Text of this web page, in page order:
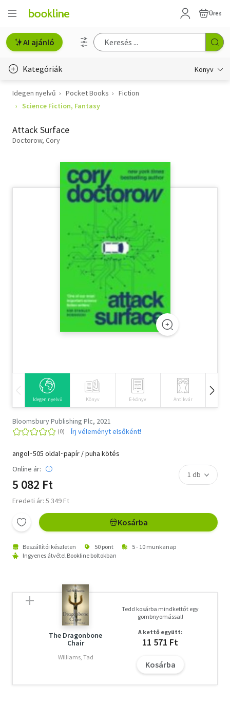
Üres
AI ajánló
Kategóriák Könyv
Életmód, egészség
Gyermek- és ifjúsági
Hobbi, szabadidő
Szótár, nyelvkönyv
Tankönyv, segédkönyv
Társadalomtudomány
Természettudomány
Idegen nyelvű Pocket Books
Fiction
Science Fiction, Fantasy
Attack Surface
Doctorow, Cory
Idegen nyelvű Könyv E-könyv Antikvár
Bloomsbury Publishing Plc, 2021
Írj véleményt elsőként!
angol･505 oldal･papír / puha kötés
Online ár:
5 082 Ft
Eredeti ár: 5 349 Ft
Kosárba
Beszállítói készleten 50 pont
5 - 10 munkanap
Ingyenes átvétel Bookline boltokban
The Dragonbone
Chair
Williams, Tad
Tedd kosárba mindkettőt egy
gombnyomással!
A kettő együtt:
11 571 Ft
Kosárba